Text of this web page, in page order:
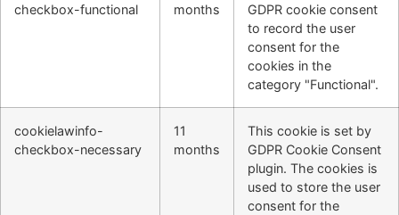
checkbox-functional
months
GDPR cookie consent
to record the user
consent for the
cookies in the
category "Functional".
cookielawinfo-
checkbox-necessary
11
months
This cookie is set by
GDPR Cookie Consent
plugin. The cookies is
used to store the user
consent for the